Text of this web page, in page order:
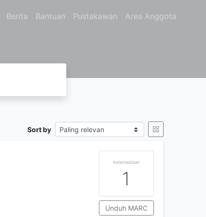
Berita Bantuan Pustakawan Area Anggota
Sort by
Ketersediaan
1
Unduh MARC